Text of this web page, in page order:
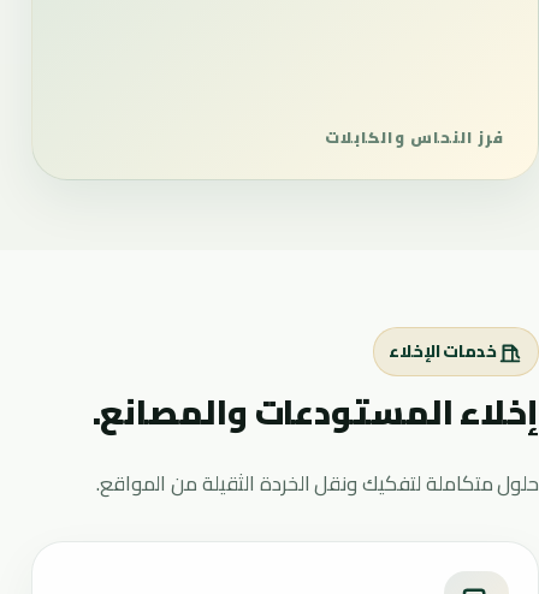
خدمات الإخلاء
إخلاء المستودعات والمصانع.
حلول متكاملة لتفكيك ونقل الخردة الثقيلة من المواقع.